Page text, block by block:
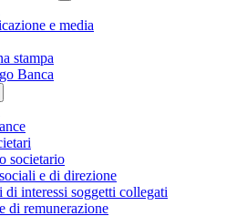
e media
stampa
Banca
societario
e di direzione
interessi soggetti collegati
di remunerazione